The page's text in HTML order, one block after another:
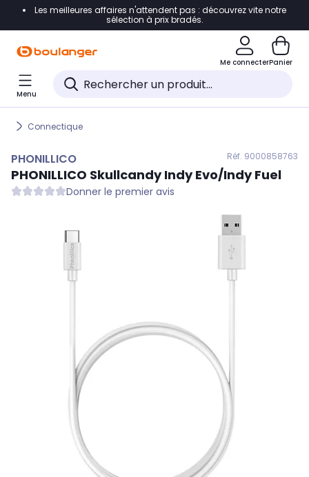
Accéder directement à la navigation
Accéder directement au pied de page
Accéder directement au chatbot
Les meilleures affaires n'attendent pas : découvrez vite notre
sélection à prix bradés.
Me connecterPanier
Menu
Connectique
PHONILLICO Réf. 9000858763
PHONILLICO Skullcandy Indy Evo/Indy Fuel
Donner le premier avis